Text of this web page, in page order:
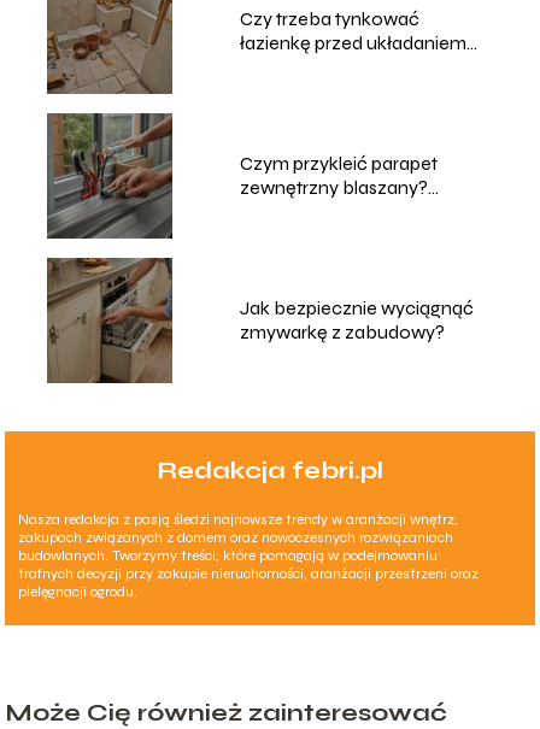
Czy trzeba tynkować
łazienkę przed układaniem
Czym przykleić parapet
zewnętrzny blaszany?
Jak bezpiecznie wyciągnąć
zmywarkę z zabudowy?
Redakcja febri.pl
Nasza redakcja z pasją śledzi najnowsze trendy w aranżacji wnętrz,
zakupach związanych z domem oraz nowoczesnych rozwiązaniach
budowlanych. Tworzymy treści, które pomagają w podejmowaniu
trafnych decyzji przy zakupie nieruchomości, aranżacji przestrzeni oraz
pielęgnacji ogrodu.
Może Cię również zainteresować